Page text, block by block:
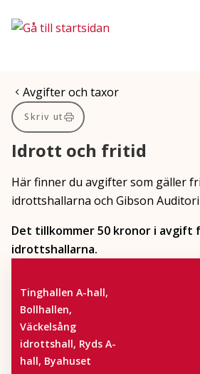
Gå till innehåll
Gå till huvudmeny
Du är här:
Avgifter och taxor
Skriv ut
Idrott och fritid
Här finner du avgifter som gäller
idrottshallarna och Gibson
Det tillkommer 50 kronor i avgift
idrottshallarna.
Tinghallen A-hall,
Bollhallen,
Väckelsång
idrottshall, Ryds A-
hall, Byahuset